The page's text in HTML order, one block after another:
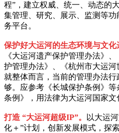
程”，建立权威、统一、动态的
集管理、研究、展示、监测等
务平台。
保护好大运河的生态环境与文化
《大运河遗产保护管理办法》
护管理办法》、《杭州市大运
就整体而言，当前的管理办法
够。应参考《长城保护条例》
条例》，用法律为大运河国家文
打造 “大运河超级IP”。 以大运
化＋”计划，创新发展模式，探